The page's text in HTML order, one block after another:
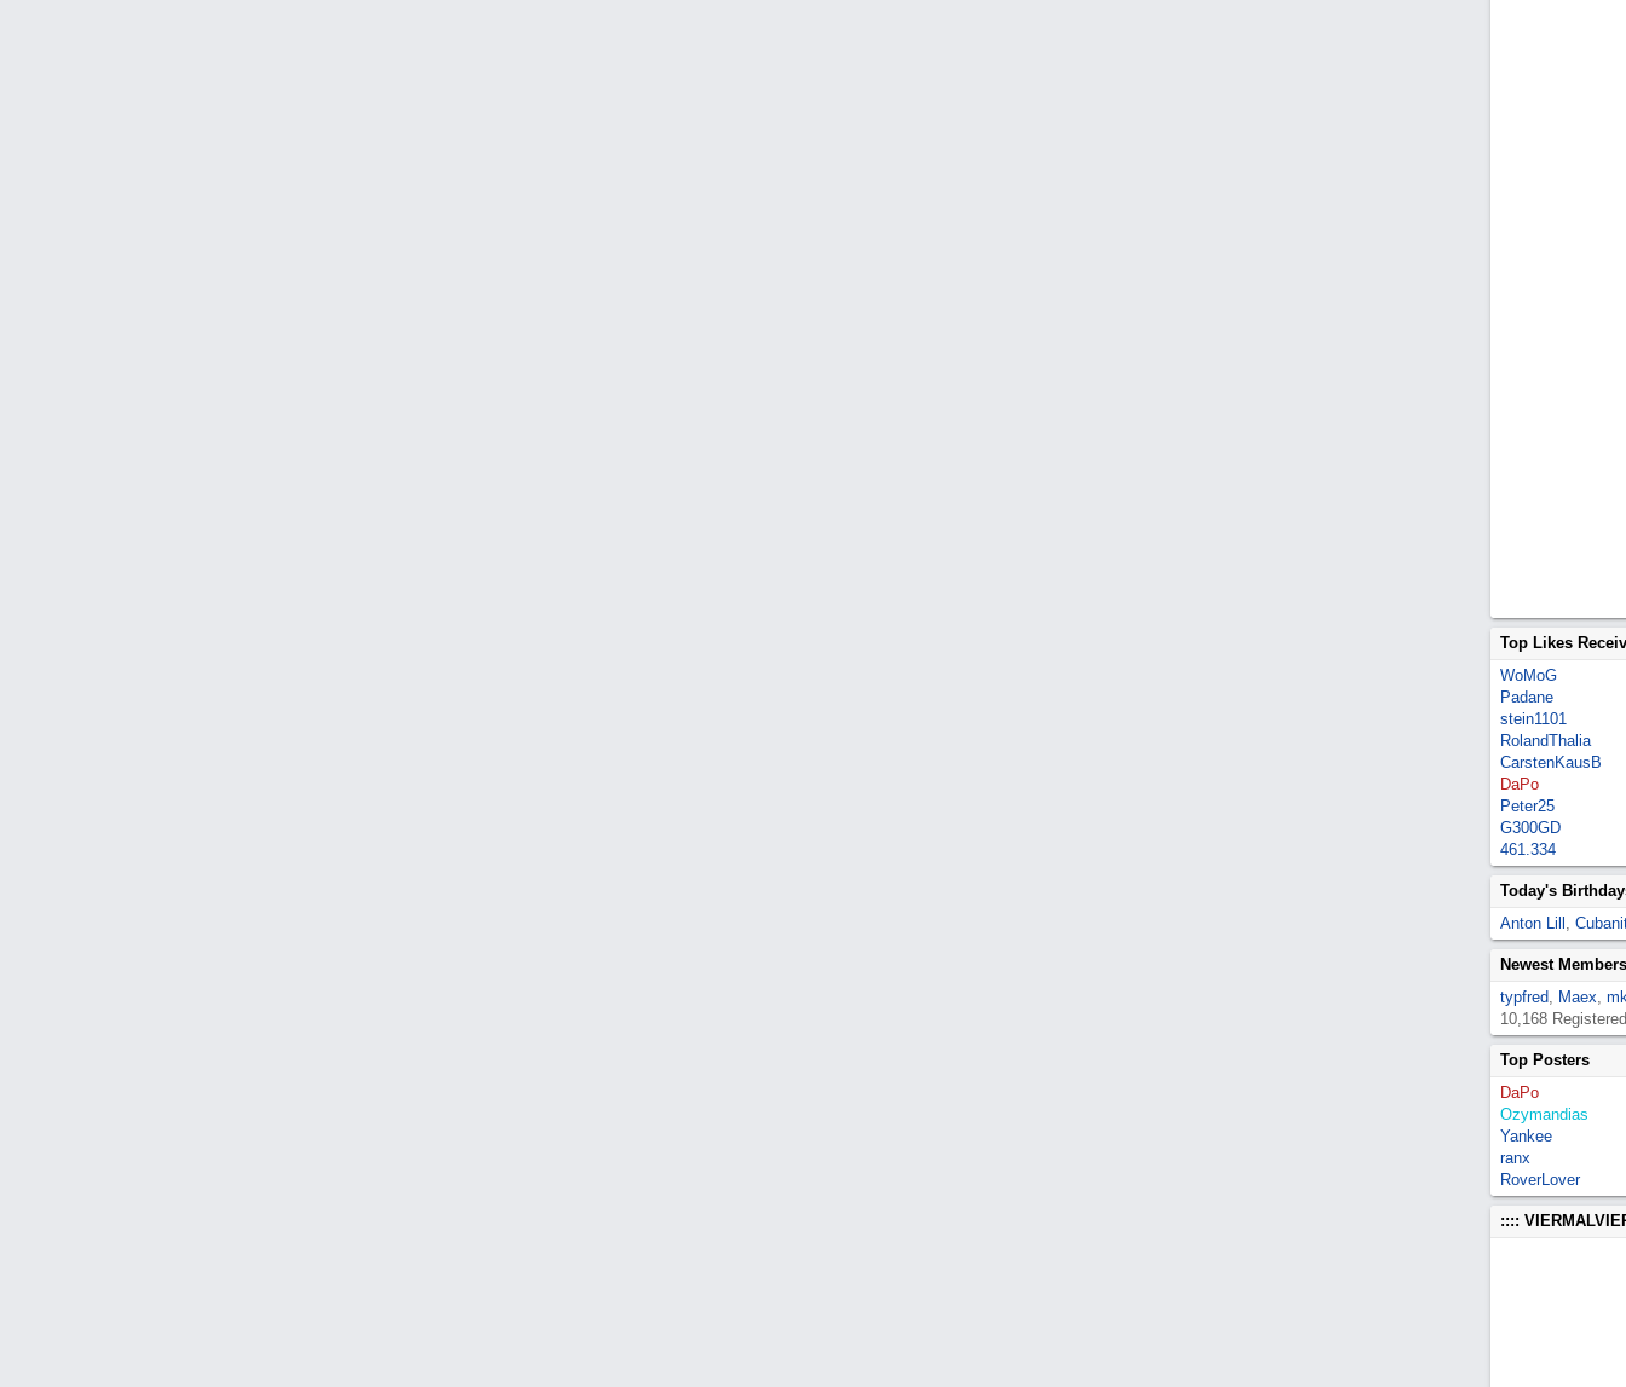
Top Likes
WoMoG
Padane
stein1101
RolandThalia
CarstenKausB
DaPo
Peter25
G300GD
461.334
Today's
Anton Lill ,
Newest Members
typfred, Maex,
10,168
Top Posters
DaPo
Ozymandias
Yankee
ranx
RoverLover
::::